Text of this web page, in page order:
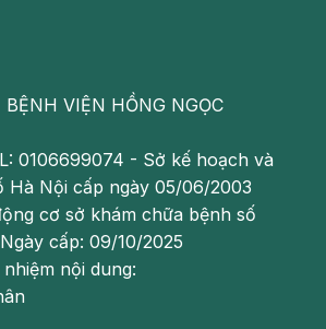
VIỆN HỒNG NGỌC
0106699074 - Sở kế hoạch và
Hà Nội cấp ngày 05/06/2003
cơ sở khám chữa bệnh số
cấp: 09/10/2025
nội dung: